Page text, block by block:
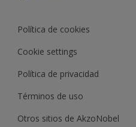
Política de cookies
Cookie settings
Política de privacidad
Términos de uso
Otros sitios de AkzoNobel